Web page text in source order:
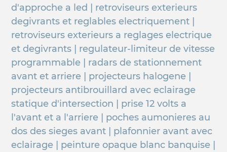
d'approche a led | retroviseurs exterieurs
degivrants et reglables electriquement |
retroviseurs exterieurs a reglages electrique
et degivrants | regulateur-limiteur de vitesse
programmable | radars de stationnement
avant et arriere | projecteurs halogene |
projecteurs antibrouillard avec eclairage
statique d'intersection | prise 12 volts a
l'avant et a l'arriere | poches aumonieres au
dos des sieges avant | plafonnier avant avec
eclairage | peinture opaque blanc banquise |